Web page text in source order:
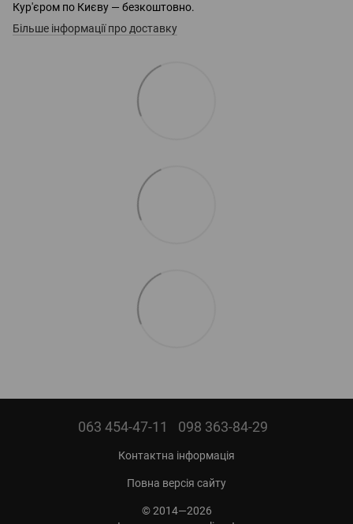
Кур'єром по Києву — безкоштовно.
Більше інформації про доставку
063 454-47-11 098 363-84-29
Контактна інформація
Повна версія сайту
© 2014—2026